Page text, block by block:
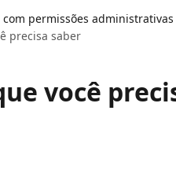
permissões administrativas
precisa saber
você